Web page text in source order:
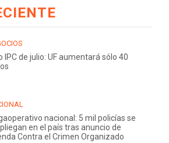
IPC de julio: UF aumentará sólo 40
nacional: 5 mil policías se
en el país tras anuncio de
Contra el Crimen Organizado